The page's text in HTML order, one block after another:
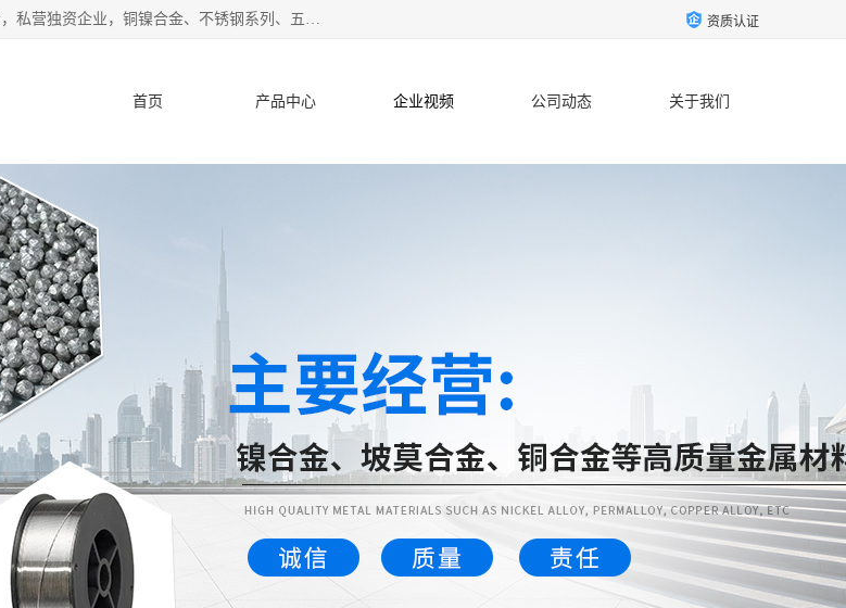
本公司坐落于中国广东省东莞市,长期批发供应铜合金，铝合金，锌合金，镁合金，私营独资企业，铜镍合金、不锈钢系列、五金冲压材料、进口金属材料、钨钢、高速钢、白钢刀、铝系列材料、铝镁合金、锰钢片等，启越是一家经国家相关部门批准注册的企业。公司以雄厚的实力、合理的厂家、优良的服务与多家企业建立了长期的合作关系。欢迎前来参观、考察、洽谈业务。 金属材料...,欢迎惠顾！ 资质认证
首页 产品中心 企业视频 公司动态 关于我们